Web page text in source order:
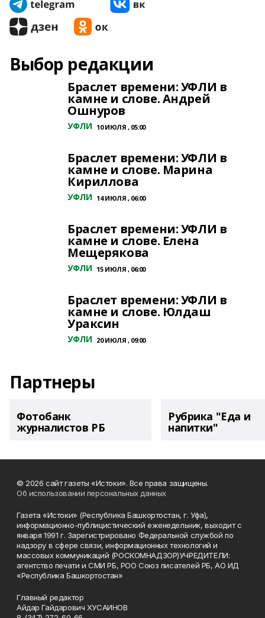
Выбор редакции
Браслет времени: УФЛИ в
камне и слове. Андрей
Ошнуров
УФЛИ 10 ИЮЛЯ , 05:00
Браслет времени: УФЛИ в
камне и слове. Марина
Кириллова
УФЛИ 14 ИЮЛЯ , 06:00
Браслет времени: УФЛИ в
камне и слове. Елена
Мещерякова
УФЛИ 15 ИЮЛЯ , 06:00
Браслет времени: УФЛИ в
камне и слове. Юлдаш
Ураксин
УФЛИ 20 ИЮЛЯ , 09:00
Партнеры
Фотобанк
журналистов РБ
Рубрика "Еда и
напитки"
© 2026 сайт газеты «Истоки». Все права защищены.
Об использовании персональных данных
Газета «Истоки» (Республика Башкортостан, г. Уфа),
информационно-публицистический еженедельник, выходит с
января 1991 г. Зарегистрировано Федеральной службой по
надзору в сфере связи, информационных технологий и
массовых коммуникаций (РОСКОМНАДЗОР)УЧРЕДИТЕЛИ:
агентство печати и СМИ РБ, РОО Союз писателей РБ, АО ИД
«Республика Башкортостан»
Главный редактор
Айдар Гайдарович ХУСАИНОВ